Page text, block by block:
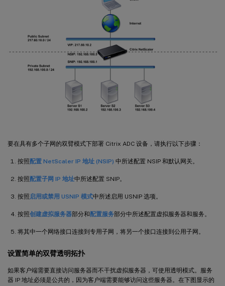
要在具有多个子网的双臂模式下部署 Citrix ADC 设备，请执行以下步骤：
按照配置 NetScaler IP 地址 (NSIP) 中所述配置 NSIP 和默认网关。
按照配置子网 IP 地址中所述配置 SNIP。
按照 启用或禁用 USNIP 模式中所述启用 USNIP 选项。
按照创建虚拟服务器部分和配置服务部分中所述配置虚拟服务器和服务。
将其中一个网络接口连接到专用子网，将另一个接口连接到公用子网。
设置简单的双臂透明拓扑
如果客户端需要直接访问服务器而不干扰虚拟服务器，可使用透明模式。服务
器 IP 地址必须是公共的，因为客户端需要能够访问这些服务器。在下图显示的